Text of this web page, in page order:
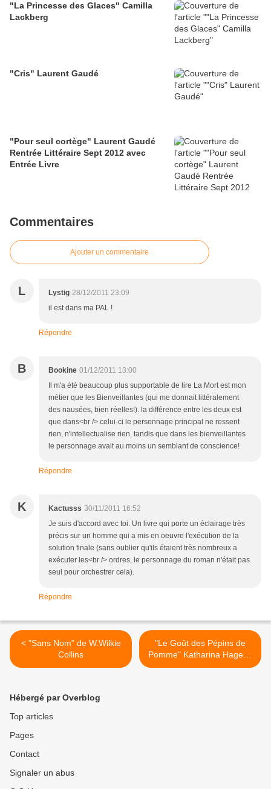
"La Princesse des Glaces" Camilla
Lackberg
"Cris" Laurent Gaudé
"Pour seul cortège" Laurent Gaudé
Rentrée Littéraire Sept 2012 avec
Entrée Livre
Commentaires
Ajouter un commentaire
L Lystig 28/12/2011 23:09
il est dans ma PAL !
Répondre
B Bookine 01/12/2011 13:00
Il m'a été beaucoup plus supportable de lire La Mort est mon
métier que les Bienveillantes (qui me donnait littéralement
des nausées, bien réelles!). la différence entre les deux est
que dans<br /> celui-ci le personnage principal ne ressent
rien, n'intellectualise rien, tandis que dans les bienveillantes
le personnage avait au moins un semblant de conscience!
Répondre
K Kactusss 30/11/2011 16:52
Je suis d'accord avec toi. Un livre qui porte un éclairage très
précis sur un homme qui a mis en oeuvre l'exécution de la
solution finale (sans oublier qu'ils étaient très nombreux a
exécuter les<br /> ordres, le personnage du roman n'était pas
seul pour orchestrer cela).
Répondre
< "Sans Nom" de W.Wilkie
Collins
"Le Goût des Pépins de
Pomme" Katharina Hagena
>
Hébergé par Overblog
Top articles
Pages
Contact
Signaler un abus